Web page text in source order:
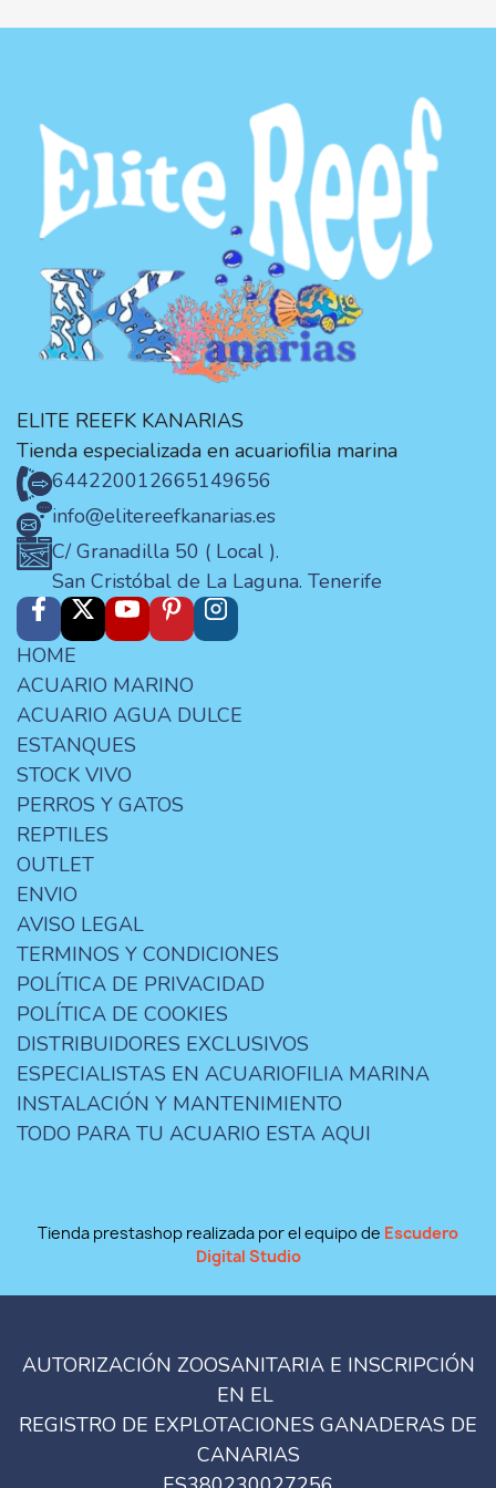
ELITE REEFK KANARIAS
Tienda especializada en acuariofilia marina
644220012665149656
info@elitereefkanarias.es
C/ Granadilla 50 ( Local ).
San Cristóbal de La Laguna. Tenerife
HOME
ACUARIO MARINO
ACUARIO AGUA DULCE
ESTANQUES
STOCK VIVO
PERROS Y GATOS
REPTILES
OUTLET
ENVIO
AVISO LEGAL
TERMINOS Y CONDICIONES
POLÍTICA DE PRIVACIDAD
POLÍTICA DE COOKIES
DISTRIBUIDORES EXCLUSIVOS
ESPECIALISTAS EN ACUARIOFILIA MARINA
INSTALACIÓN Y MANTENIMIENTO
TODO PARA TU ACUARIO ESTA AQUI
Tienda prestashop realizada por el equipo de Escudero
Digital Studio
AUTORIZACIÓN ZOOSANITARIA E INSCRIPCIÓN
EN EL
REGISTRO DE EXPLOTACIONES GANADERAS DE
CANARIAS